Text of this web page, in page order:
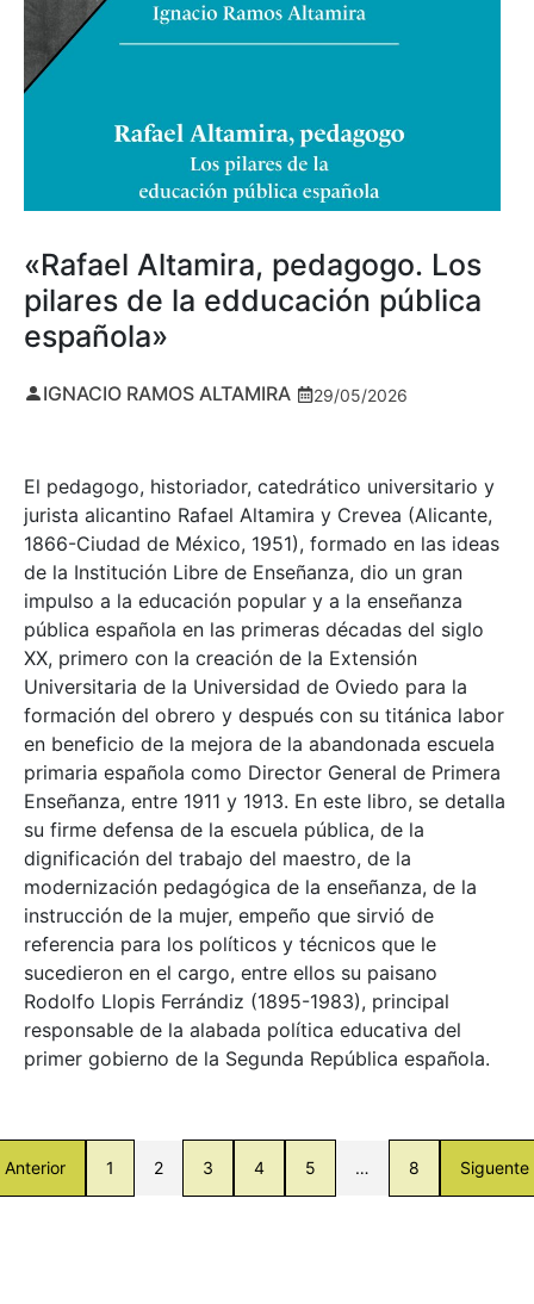
«Rafael Altamira, pedagogo. Los
pilares de la edducación pública
española»
IGNACIO RAMOS ALTAMIRA 29/05/2026
El pedagogo, historiador, catedrático universitario y
jurista alicantino Rafael Altamira y Crevea (Alicante,
1866-Ciudad de México, 1951), formado en las ideas
de la Institución Libre de Enseñanza, dio un gran
impulso a la educación popular y a la enseñanza
pública española en las primeras décadas del siglo
XX, primero con la creación de la Extensión
Universitaria de la Universidad de Oviedo para la
formación del obrero y después con su titánica labor
en beneficio de la mejora de la abandonada escuela
primaria española como Director General de Primera
Enseñanza, entre 1911 y 1913. En este libro, se detalla
su firme defensa de la escuela pública, de la
dignificación del trabajo del maestro, de la
modernización pedagógica de la enseñanza, de la
instrucción de la mujer, empeño que sirvió de
referencia para los políticos y técnicos que le
sucedieron en el cargo, entre ellos su paisano
Rodolfo Llopis Ferrándiz (1895-1983), principal
responsable de la alabada política educativa del
primer gobierno de la Segunda República española.
Anterior 1 2 3 4 5 … 8 Siguente